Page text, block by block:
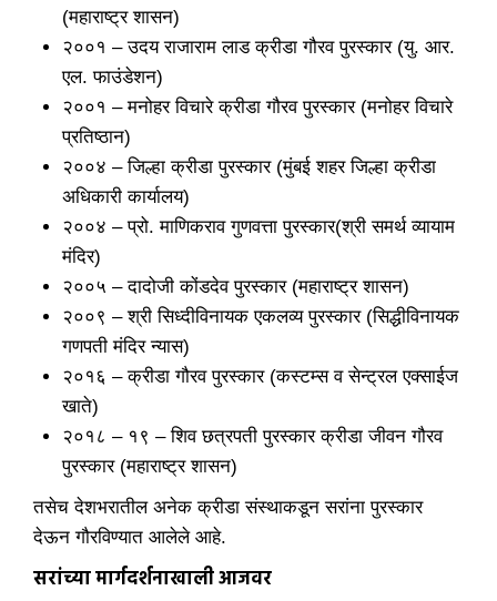
(महाराष्ट्र शासन)
२००१ – उदय राजाराम लाड क्रीडा गौरव पुरस्कार (यु. आर.
एल. फाउंडेशन)
२००१ – मनोहर विचारे क्रीडा गौरव पुरस्कार (मनोहर विचारे
प्रतिष्ठान)
२००४ – जिल्हा क्रीडा पुरस्कार (मुंबई शहर जिल्हा क्रीडा
अधिकारी कार्यालय)
२००४ – प्रो. माणिकराव गुणवत्ता पुरस्कार(श्री समर्थ व्यायाम
मंदिर)
२००५ – दादोजी कोंडदेव पुरस्कार (महाराष्ट्र शासन)
२००९ – श्री सिध्दीविनायक एकलव्य पुरस्कार (सिद्धीविनायक
गणपती मंदिर न्यास)
२०१६ – क्रीडा गौरव पुरस्कार (कस्टम्स व सेन्ट्रल एक्साईज
खाते)
२०१८ – १९ – शिव छत्रपती पुरस्कार क्रीडा जीवन गौरव
पुरस्कार (महाराष्ट्र शासन)
तसेच देशभरातील अनेक क्रीडा संस्थाकडून सरांना पुरस्कार
देऊन गौरविण्यात आलेले आहे.
सरांच्या मार्गदर्शनाखाली आजवर